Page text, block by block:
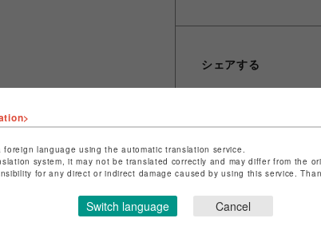
シェアする
吉祥寺PARCO
language using the automatic translation service.
system, it may not be translated correctly and may differ from the
for any direct or indirect damage caused by using this service.
Switch language Cancel